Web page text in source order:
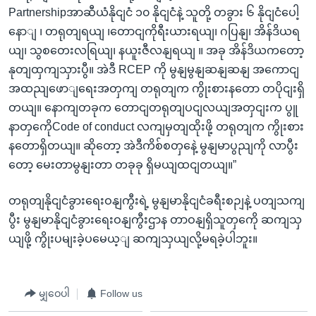
Partnershipအာဆီယံနိုငျငံ ၁၀ နိုငျငံနဲ့ သူတို့ တခွား ၆ နိုငျငံပေါ့
နောျ ၊ တရုတျရယျ ၊တောငျကိုရီးယားရယျ၊ ဂပြနျ၊ အိန်ဒိယရ
ယျ၊ သွစတေးလရြယျ၊ နယူးဇီလနျရယျ ။ အခု အိန်ဒိယကတော့
နုတျထှကျသှားပွီ။ အဲဒီ RCEP ကို မွနျမွနျဆနျဆနျ အကောငျ
အထညျဖောျရေးအတှကျ တရုတျက ကွိုးစားနတော တပိုငျးရှိ
တယျ။ နောကျတခုက တောငျတရုတျပငျလယျအတှငျးက ပွူ
နာတှကေိုCode of conduct လကျမှတျထိုးဖို့ တရုတျက ကွိုးစား
နတောရှိတယျ။ ဆိုတော့ အဲဒီကိစ်စတှနေဲ့ မွနျမာပွညျကို လာပွီး
တော့ မေးတာမွနျးတာ တခုခု ရှိမယျထငျတယျ။”
တရုတျနိုငျငံခွားရေးဝနျကွီးရဲ့ မွနျမာနိုငျငံခရီးစဉျနဲ့ ပတျသကျ
ပွီး မွနျမာနိုငျငံခွားရေးဝနျကွီးဌာန တာဝနျရှိသူတှကေို ဆကျသှ
ယျဖို့ ကွိုးပမျးခဲ့ပမေယ့ျ ဆကျသှယျလို့မရခဲ့ပါဘူး။
မျှဝေပါ Follow us